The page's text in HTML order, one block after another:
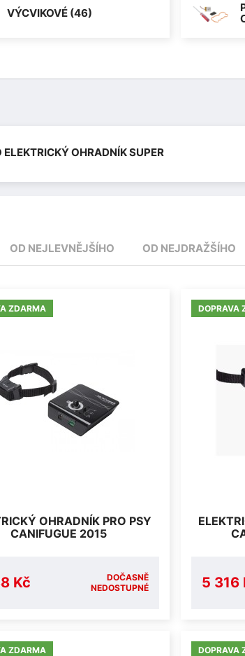
VÝCVIKOVÉ (46)
OHRADNÍK SUPER
OD NEJLEVNĚJŠÍHO OD NEJDRAŽŠÍHO
ZDARMA
OHRADNÍK PRO PSY
CANIFUGUE 2015
Kč
DOČASNĚ
NEDOSTUPNÉ
DOPRAVA
5 316
ZDARMA DOPRAVA